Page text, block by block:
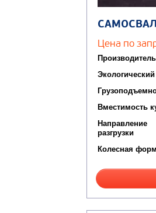
Цена по
Производитель
Экологический
Вместимость
Направление
разгрузки
Колесная